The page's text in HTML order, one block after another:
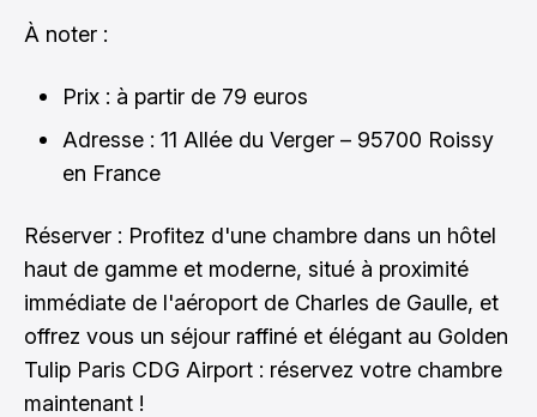
À noter :
Prix : à partir de 79 euros
Adresse : 11 Allée du Verger – 95700 Roissy
en France
Réserver : Profitez d'une chambre dans un hôtel
haut de gamme et moderne, situé à proximité
immédiate de l'aéroport de Charles de Gaulle, et
offrez vous un séjour raffiné et élégant au Golden
Tulip Paris CDG Airport : réservez votre chambre
maintenant !